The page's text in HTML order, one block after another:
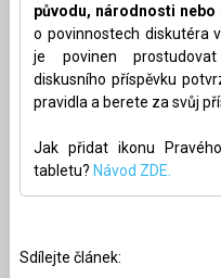
původu, národnosti
o povinnostech diskutéra
je povinen
diskusního příspěvku
pravidla a berete za svůj
Jak přidat ikonu
tabletu? Návod ZDE.
Sdílejte článek: